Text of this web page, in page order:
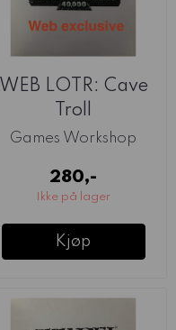
WEB LOTR: Cave
Troll
Games Workshop
280,-
Ikke på lager
Kjøp